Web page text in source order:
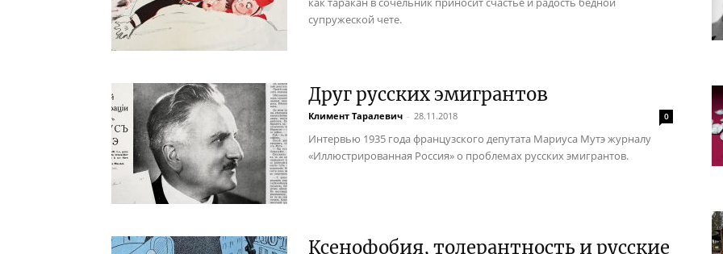
супружеской чете.
Друг русских эмигрантов
Климент Таралевич - 28.11.2018 0
Интервью 1935 года французского депутата Мариуса Мутэ журналу
«Иллюстрированная Россия» о проблемах русских эмигрантов.
Ксенофобия, толерантность и русские